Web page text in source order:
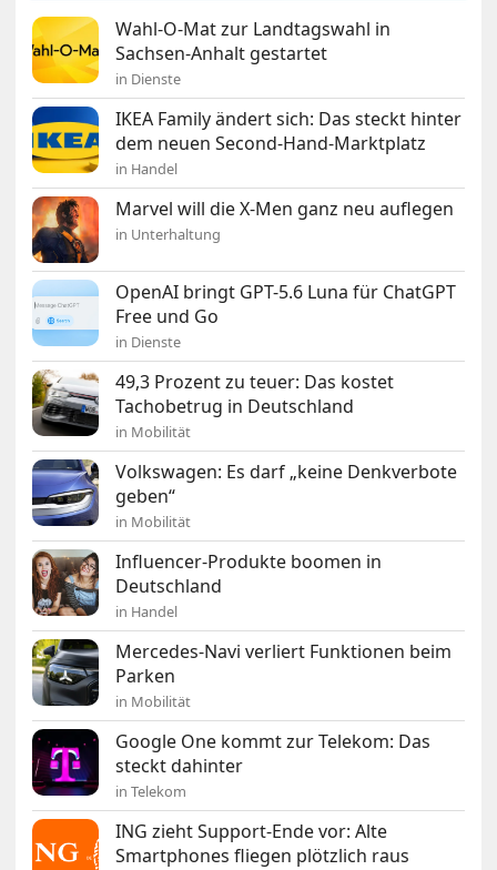
Wahl-O-Mat zur Landtagswahl in
Sachsen-Anhalt gestartet
in Dienste
IKEA Family ändert sich: Das steckt hinter
dem neuen Second-Hand-Marktplatz
in Handel
Marvel will die X-Men ganz neu auflegen
in Unterhaltung
OpenAI bringt GPT-5.6 Luna für ChatGPT
Free und Go
in Dienste
49,3 Prozent zu teuer: Das kostet
Tachobetrug in Deutschland
in Mobilität
Volkswagen: Es darf „keine Denkverbote
geben“
in Mobilität
Influencer-Produkte boomen in
Deutschland
in Handel
Mercedes-Navi verliert Funktionen beim
Parken
in Mobilität
Google One kommt zur Telekom: Das
steckt dahinter
in Telekom
ING zieht Support-Ende vor: Alte
Smartphones fliegen plötzlich raus